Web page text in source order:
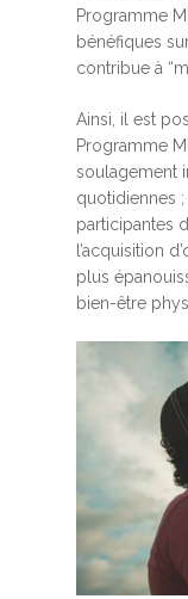
Programme
bénéfiques
contribue à
Ainsi, il est
Programme
soulagement
quotidiennes
participantes
l’acquisition
plus
bien-être